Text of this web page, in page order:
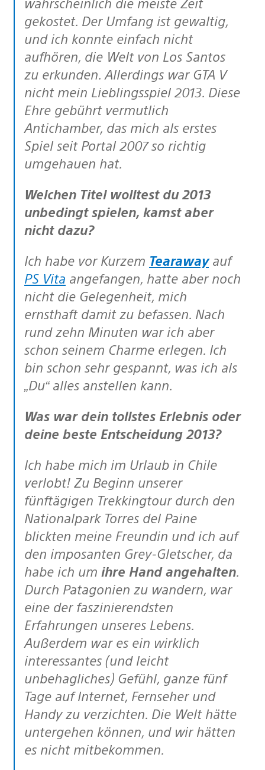
gekostet. Der Umfang ist gewaltig,
und ich konnte einfach nicht
aufhören, die Welt von Los Santos
zu erkunden. Allerdings war GTA V
nicht mein Lieblingsspiel 2013. Diese
Ehre gebührt vermutlich
Antichamber, das mich als erstes
Spiel seit Portal 2007 so richtig
umgehauen hat.
Welchen Titel wolltest du 2013
unbedingt spielen, kamst aber
nicht dazu?
Ich habe vor Kurzem Tearawayauf
PS Vita angefangen, hatte aber noch
nicht die Gelegenheit, mich
ernsthaft damit zu befassen. Nach
rund zehn Minuten war ich aber
schon seinem Charme erlegen. Ich
bin schon sehr gespannt, was ich als
„Du“ alles anstellen kann.
Was war dein tollstes Erlebnis oder
deine beste Entscheidung 2013?
Ich habe mich im Urlaub in Chile
verlobt! Zu Beginn unserer
fünftägigen Trekkingtour durch den
Nationalpark Torres del Paine
blickten meine Freundin und ich auf
den imposanten Grey-Gletscher, da
habe ich um ihre Hand angehalten.
Durch Patagonien zu wandern, war
eine der faszinierendsten
Erfahrungen unseres Lebens.
Außerdem war es ein wirklich
interessantes (und leicht
unbehagliches) Gefühl, ganze fünf
Tage auf Internet, Fernseher und
Handy zu verzichten. Die Welt hätte
untergehen können, und wir hätten
es nicht mitbekommen.